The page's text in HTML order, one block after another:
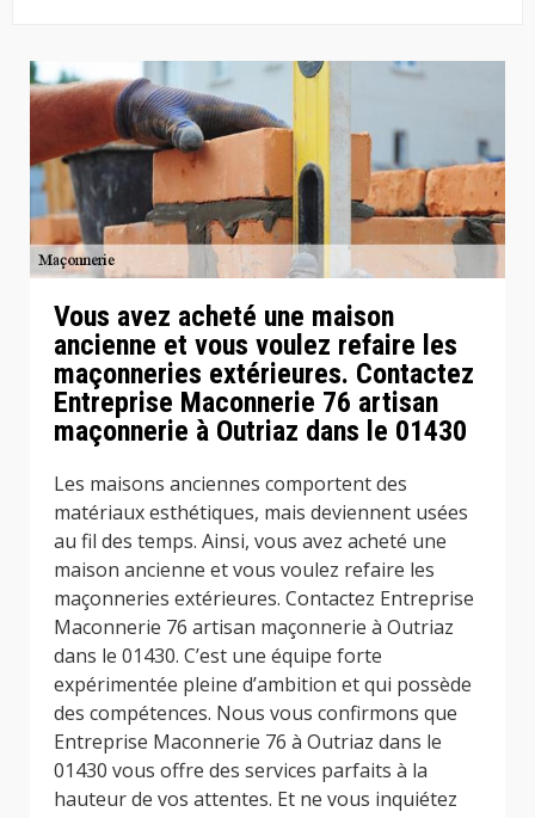
Vous avez acheté une maison
ancienne et vous voulez refaire les
maçonneries extérieures. Contactez
Entreprise Maconnerie 76 artisan
maçonnerie à Outriaz dans le 01430
Les maisons anciennes comportent des
matériaux esthétiques, mais deviennent usées
au fil des temps. Ainsi, vous avez acheté une
maison ancienne et vous voulez refaire les
maçonneries extérieures. Contactez Entreprise
Maconnerie 76 artisan maçonnerie à Outriaz
dans le 01430. C’est une équipe forte
expérimentée pleine d’ambition et qui possède
des compétences. Nous vous confirmons que
Entreprise Maconnerie 76 à Outriaz dans le
01430 vous offre des services parfaits à la
hauteur de vos attentes. Et ne vous inquiétez